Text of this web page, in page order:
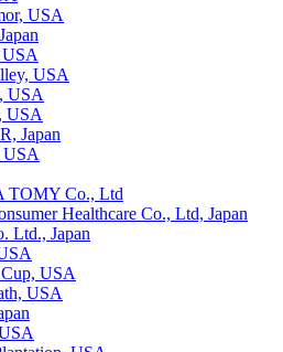
USA
USA
USA
USA
USA
Japan
USA
TOMY Co., Ltd
Healthcare Co., Ltd, Japan
Ltd., Japan
USA
USA